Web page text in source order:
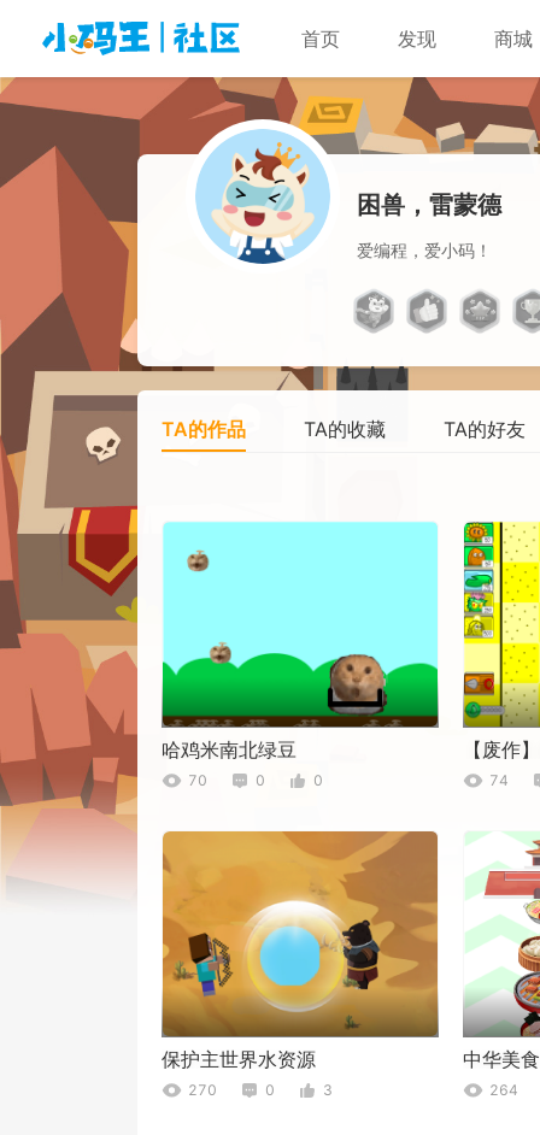
首页 发现 商城
困兽，雷蒙德
爱编程，爱小码！
TA的作品 TA的收藏 TA的好友
哈鸡米南北绿豆
70 0 0 74
保护主世界水资源
270 0 3
中华美食
264